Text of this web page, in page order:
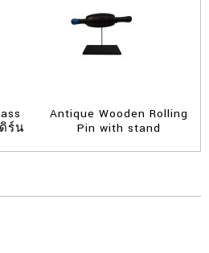
ร์น
Antique Wooden Rolling
Pin with stand